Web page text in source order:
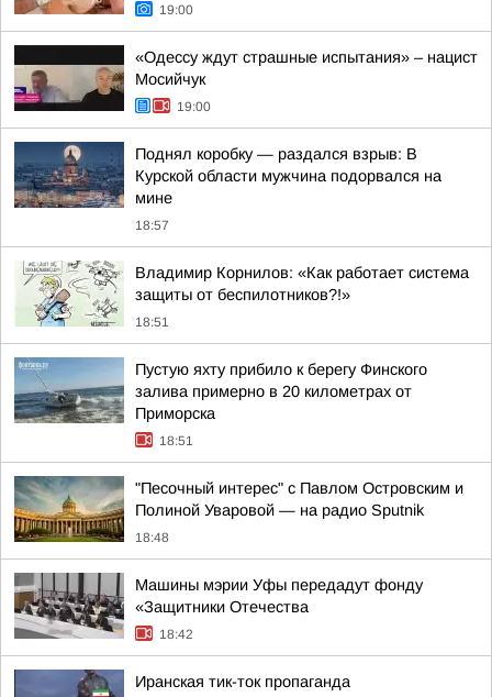
19:00
«Одессу ждут страшные испытания» – нацист
Мосийчук
19:00
Поднял коробку — раздался взрыв: В
Курской области мужчина подорвался на
мине
18:57
Владимир Корнилов: «Как работает система
защиты от беспилотников?!»
18:51
Пустую яхту прибило к берегу Финского
залива примерно в 20 километрах от
Приморска
18:51
"Песочный интерес" с Павлом Островским и
Полиной Уваровой — на радио Sputnik
18:48
Машины мэрии Уфы передадут фонду
«Защитники Отечества
18:42
Иранская тик-ток пропаганда